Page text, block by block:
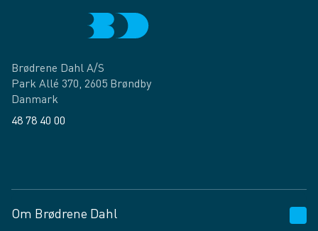
Brødrene Dahl A/S
Park Allé 370, 2605 Brøndby
Danmark
48 78 40 00
Om Brødrene Dahl